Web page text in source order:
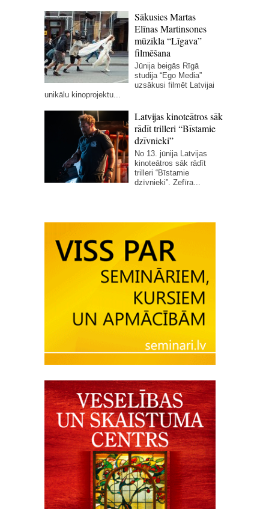
Sākusies Martas
Elīnas Martinsones
mūzikla “Līgava”
filmēšana
Jūnija beigās Rīgā
studija “Ego Media”
uzsākusi filmēt Latvijai
unikālu kinoprojektu...
Latvijas kinoteātros sāk
rādīt trilleri “Bīstamie
dzīvnieki”
No 13. jūnija Latvijas
kinoteātros sāk rādīt
trilleri “Bīstamie
dzīvnieki”. Zefīra...